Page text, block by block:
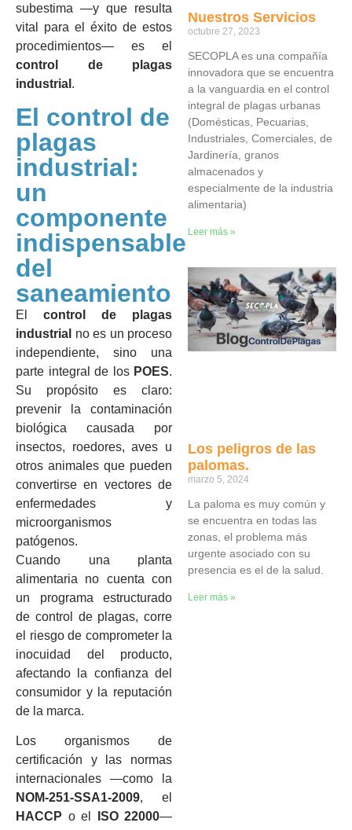
subestima —y que resulta
vital para el éxito de estos
procedimientos— es el
control de plagas
industrial .
El control de
plagas
industrial:
un
componente
indispensable
del
saneamiento
Elcontrol de plagas
industrial no es un proceso
independiente, sino una
parte integral de los POES.
Su propósito es claro:
prevenir la contaminación
biológica causada por
insectos, roedores, aves u
otros animales que pueden
convertirse en vectores de
enfermedades y
microorganismos
patógenos.
Cuando una planta
alimentaria no cuenta con
un programa estructurado
de control de plagas, corre
el riesgo de comprometer la
inocuidad del producto,
afectando la confianza del
consumidor y la reputación
de la marca.
Los organismos de
certificación y las normas
internacionales —como la
NOM-251-SSA1-2009, el
HACCP o el ISO 22000—
Nuestros Servicios
octubre 27, 2023
SECOPLA es una compañía
innovadora que se encuentra
a la vanguardia en el control
integral de plagas urbanas
(Domésticas, Pecuarias,
Industriales, Comerciales, de
Jardinería, granos
almacenados y
especialmente de la industria
alimentaria)
Leer más »
Los peligros de las
palomas.
marzo 5, 2024
La paloma es muy común y
se encuentra en todas las
zonas, el problema más
urgente asociado con su
presencia es el de la salud.
Leer más »